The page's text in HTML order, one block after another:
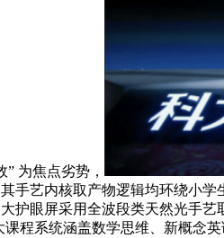
为焦点劣势，
手艺内核取产物逻辑均环绕小
护眼屏采用全波段类天然光手
程系统涵盖数学思维、新概念